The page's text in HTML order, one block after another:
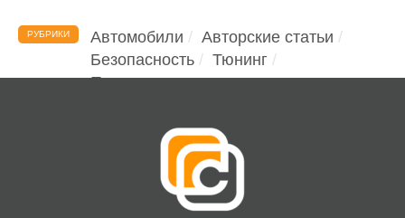
РУБРИКИ Автомобили
Авторские статьи
Безопасность
Тюнинг
Помощь водителю